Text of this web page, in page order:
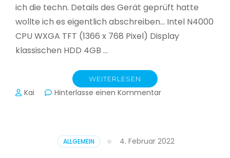
ich die techn. Details des Gerät geprüft hatte
wollte ich es eigentlich abschreiben… Intel N4000
CPU WXGA TFT (1366 x 768 Pixel) Display
klassischen HDD 4GB …
WEITERLESEN
Kai Hinterlasse einen Kommentarzu
ALLGEMEIN 4. Februar 2022